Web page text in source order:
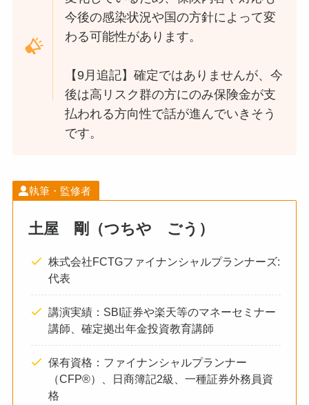
今後の感染状況や国の方針によって変
わる可能性があります。
【9月追記】確定ではありませんが、今
後は高リスク群の方にのみ保険金が支
払われる方向性で話が進んでいきそう
です。
執筆・監修者
土屋 剛（つちや ごう）
株式会社FCTGファイナンシャルプランナーズ:
代表
講演実績：SBI証券や楽天等のマネーセミナー
講師、確定拠出年金投資教育講師
保有資格：ファイナンシャルプランナー
（CFP®）、日商簿記2級、一種証券外務員資
格